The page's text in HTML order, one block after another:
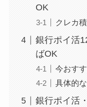
OK
クレカ
銀行ポイ活
ばOK
今おす
具体的
銀行ポイ活